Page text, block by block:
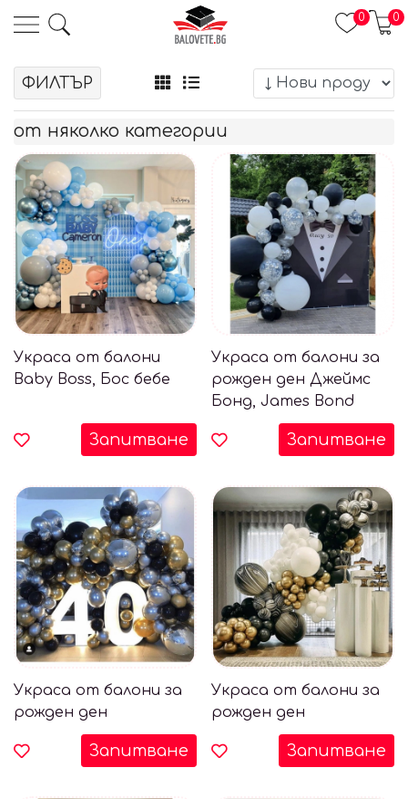
0 0
бебето
ФИЛТЪР
от няколко категории
Украса от балони
Baby Boss, Бос бебе
Запитване
Украса от балони за
рожден ден Джеймс
Бонд, James Bond
Запитване
Украса от балони за
рожден ден
Запитване
Украса от балони за
рожден ден
Запитване